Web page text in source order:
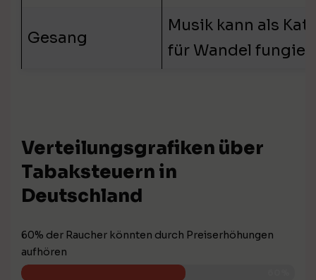
Gesang
Musik kann als
für Wandel
Verteilungsgrafiken über
Tabaksteuern in
Deutschland
60% der Raucher könnten durch Preiserhöhungen
aufhören